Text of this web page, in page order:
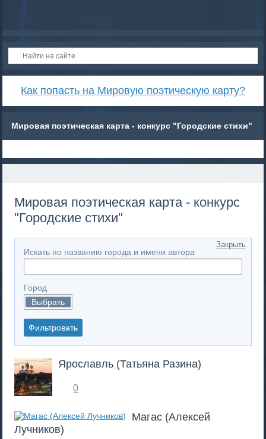
Как попасть на Мировую поэтическую карту?
Мировая поэтическая карта - конкурс "Городские стихи"
Мировая поэтическая карта - конкурс
"Городские стихи"
Закрыть
Искать по названию города и имени автора
Город
Выбрать
Ярославль (Татьяна Разина)
0
Магас (Алексей
Лучников)